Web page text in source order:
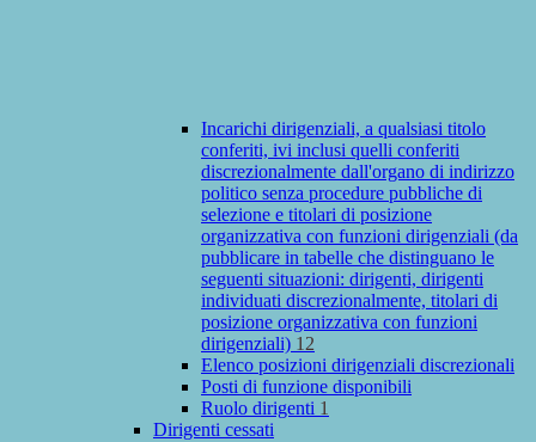
Incarichi dirigenziali, a qualsiasi titolo
conferiti, ivi inclusi quelli conferiti
discrezionalmente dall'organo di indirizzo
politico senza procedure pubbliche di
selezione e titolari di posizione
organizzativa con funzioni dirigenziali (da
pubblicare in tabelle che distinguano le
seguenti situazioni: dirigenti, dirigenti
individuati discrezionalmente, titolari di
posizione organizzativa con funzioni
dirigenziali) 12
Elenco posizioni dirigenziali discrezionali
Posti di funzione disponibili
Ruolo dirigenti 1
Dirigenti cessati